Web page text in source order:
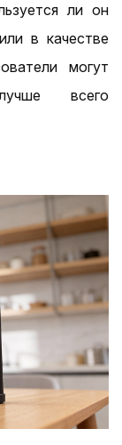
ли он
в качестве
могут
всего